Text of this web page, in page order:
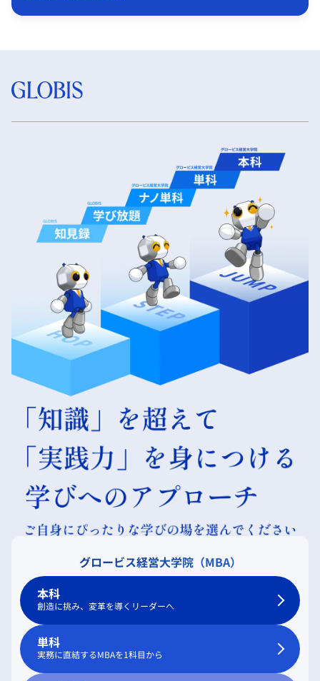
グロービス経営大学院（MBA）
本科
創造に挑み、変革を導くリーダーへ
単科
実務に直結するMBAを1科目から